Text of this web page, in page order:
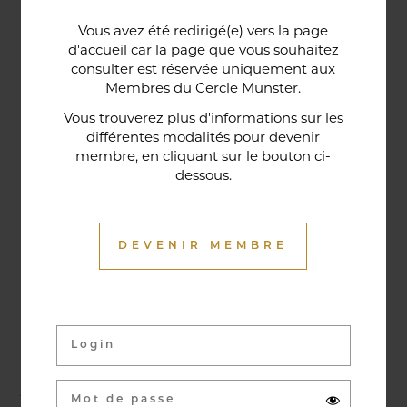
Vous avez été redirigé(e) vers la page
d'accueil car la page que vous souhaitez
consulter est réservée uniquement aux
Membres du Cercle Munster.
Vous trouverez plus d'informations sur les
différentes modalités pour devenir
membre, en cliquant sur le bouton ci-
dessous.
DEVENIR MEMBRE
historique de la maison, relie le bar au restaurant ;
cette trace du passé rappelle la tradition du bien-
être en ces lieux et de l'accueil chaleureux qui
contribuent à la réputation de l'établissement. Ce
restaurant gastronomique a été entièrement
relooké en janvier 2020. Notre chef vous propose
vous surprendre.
Activités & évènements